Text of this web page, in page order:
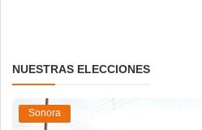
NUESTRAS ELECCIONES
Sonora